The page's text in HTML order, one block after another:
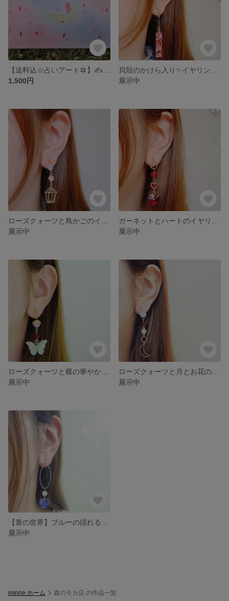
1,500円
展示中
展示中
展示中
展示中
展示中
展示中
minne ホーム 森のモカ店 の作品一覧